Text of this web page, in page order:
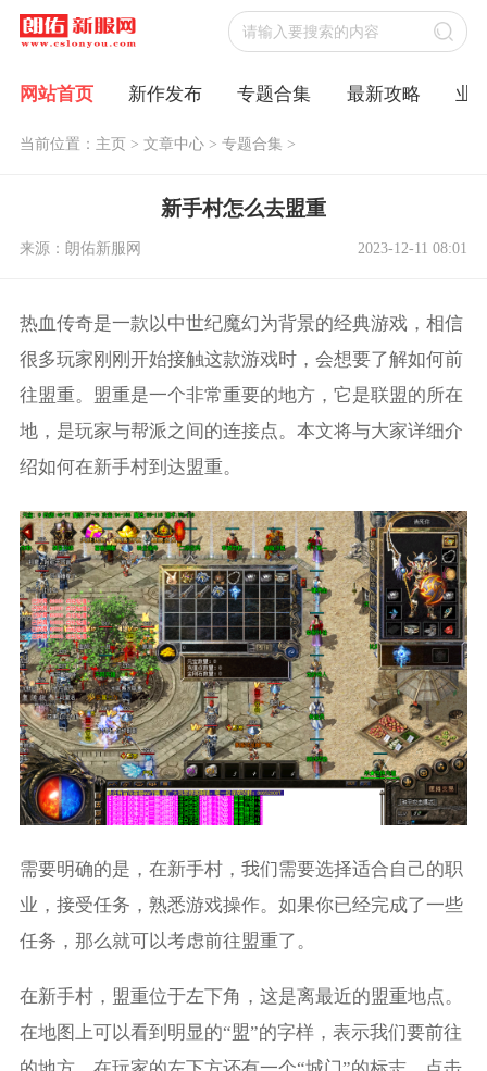
网站首页 新作发布 专题合集 最新攻略 业
当前位置： 主页> 文章中心> 专题合集 >
新手村怎么去盟重
来源：朗佑新服网 2023-12-11 08:01
热血传奇是一款以中世纪魔幻为背景的经典游戏，相信
很多玩家刚刚开始接触这款游戏时，会想要了解如何前
往盟重。盟重是一个非常重要的地方，它是联盟的所在
地，是玩家与帮派之间的连接点。本文将与大家详细介
绍如何在新手村到达盟重。
需要明确的是，在新手村，我们需要选择适合自己的职
业，接受任务，熟悉游戏操作。如果你已经完成了一些
任务，那么就可以考虑前往盟重了。
在新手村，盟重位于左下角，这是离最近的盟重地点。
在地图上可以看到明显的“盟”的字样，表示我们要前往